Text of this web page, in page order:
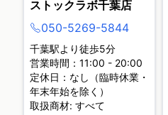
ストックラボ千葉店
050-5269-5844
千葉駅より徒歩5分
営業時間：11:00 - 20:00
定休日：なし（臨時休業・
年末年始を除く）
取扱商材: すべて